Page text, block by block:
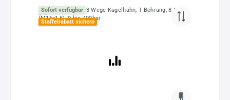
Sofort verfügbar
Staffelrabatt sichern